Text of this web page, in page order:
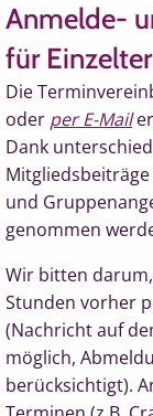
Anmelde-
für
Die
oder per E-Mail
Dank
und
genommen
Wir bitten
Stunden vorher p
(Nachricht auf
möglich,
berücksichtigt).